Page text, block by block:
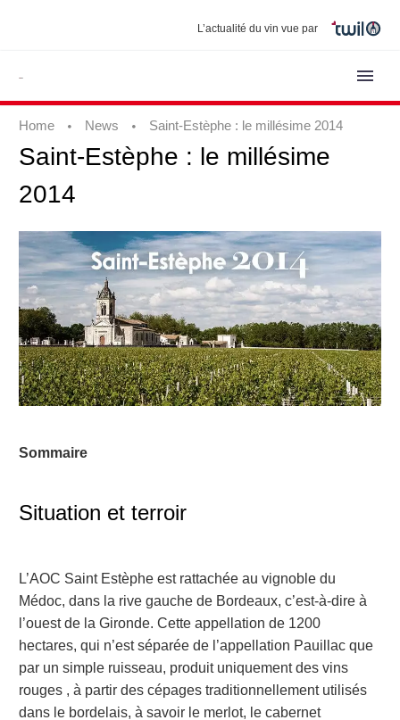
L’actualité du vin vue par
Home News Saint-Estèphe : le millésime 2014
Saint-Estèphe : le millésime
2014
Sommaire
Situation et terroir
L’AOC Saint Estèphe est rattachée au vignoble du
Médoc, dans la rive gauche de Bordeaux, c’est-à-dire à
l’ouest de la Gironde. Cette appellation de 1200
hectares, qui n’est séparée de l’appellation Pauillac que
par un simple ruisseau, produit uniquement des vins
rouges , à partir des cépages traditionnellement utilisés
dans le bordelais, à savoir le merlot, le cabernet